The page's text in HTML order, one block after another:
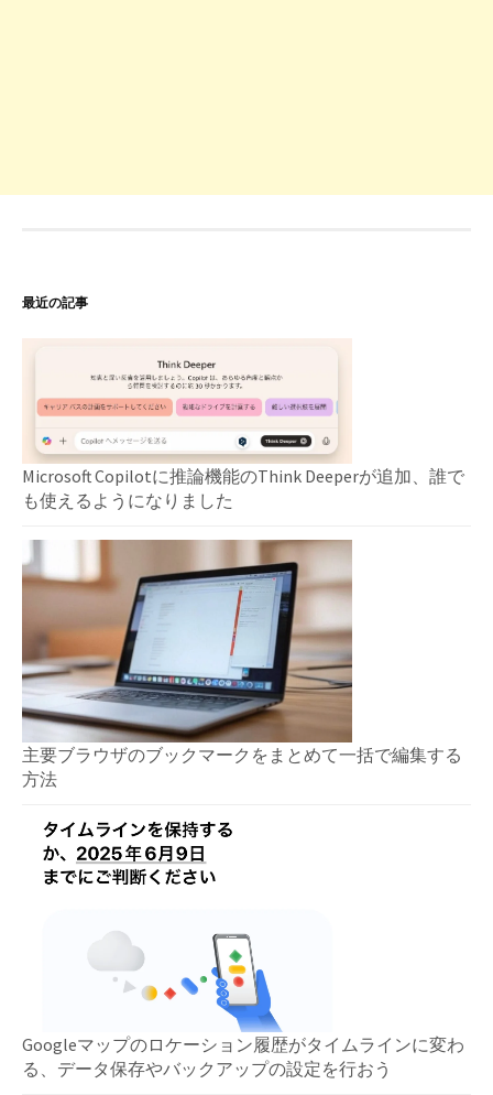
最近の記事
Microsoft Copilotに推論機能のThink Deeperが追加、誰で
も使えるようになりました
主要ブラウザのブックマークをまとめて一括で編集する
方法
Googleマップのロケーション履歴がタイムラインに変わ
る、データ保存やバックアップの設定を行おう